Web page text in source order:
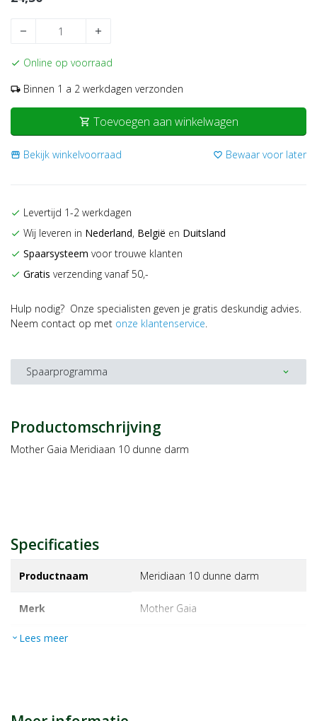
remove add
check Online op voorraad
local_shipping Binnen 1 a 2 werkdagen verzonden
shopping_cart Toevoegen aan winkelwagen
storefront Bekijk winkelvoorraad favorite_border Bewaar voor later
check Levertijd 1-2 werkdagen
check Wij leveren in Nederland, België en Duitsland
check Spaarsysteem voor trouwe klanten
check Gratis verzending vanaf 50,-
Hulp nodig? Onze specialisten geven je gratis deskundig advies.
Neem contact op met onze klantenservice.
Spaarprogramma expand_more
Productomschrijving
Mother Gaia Meridiaan 10 dunne darm
Specificaties
Productnaam Meridiaan 10 dunne darm
Merk mother gaia
EAN
expand_more Lees meer